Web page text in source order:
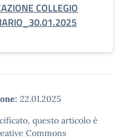
COLLEGIO
22.01.2025
questo articolo è
Commons